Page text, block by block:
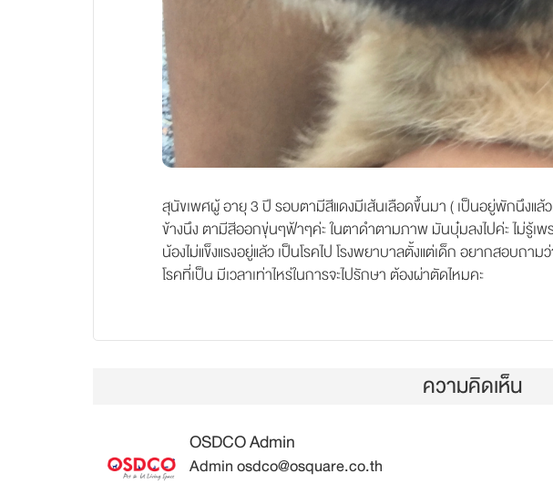
สุนัขเพศผู้ อายุ 3 ปี รอบตามีสีแดงมีเส้นเลือดขึ้นมา ( เป็นอยู่พักนึงแล้
ข้างนึง ตามีสีออกขุ่นๆฟ้าๆค่ะ ในตาดำตามภาพ มันบุ๋มลงไปค่ะ ไม่รู้เพร
น้องไม่แข็งแรงอยู่แล้ว เป็นโรคไป โรงพยาบาลตั้งแต่เด็ก อยากสอบถาม
โรคที่เป็น มีเวลาเท่าไหร่ในการจะไปรักษา ต้องผ่าตัดไหมคะ
ความคิดเห็น
OSDCO Admin
Admin osdco@osquare.co.th